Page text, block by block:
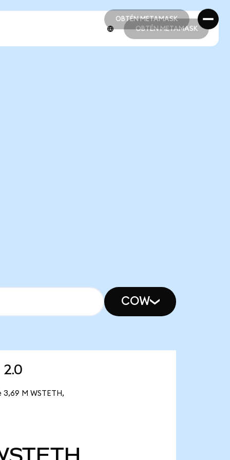
OBTÉN METAMASK
OBTÉN METAMASK
OBTÉN METAMASK
COW
M WSTETH,